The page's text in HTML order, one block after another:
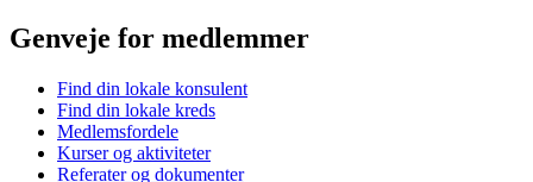
Genveje for medlemmer
Find din lokale konsulent
Find din lokale kreds
Medlemsfordele
Kurser og aktiviteter
Referater og dokumenter